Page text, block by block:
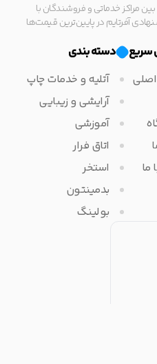
بین مراکز خدماتی و فروشندگان با
آفرتایم در پایین‌ترین قیمت‌ها
سریع
ما
دسته بندی
آتلیه و خدمات چاپ
آرایشی و زیبایی
آموزشی
اتاق فرار
استخر
بدمینتون
بولینگ